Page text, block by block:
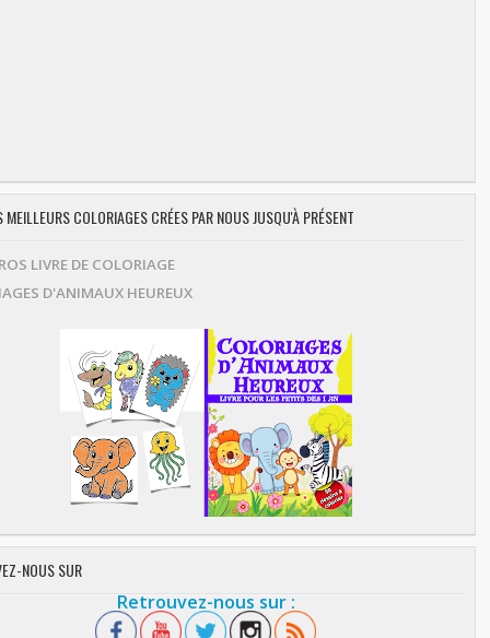
MEILLEURS COLORIAGES CRÉES PAR NOUS JUSQU'À PRÉSENT
LIVRE DE COLORIAGE
D'ANIMAUX HEUREUX
NOUS SUR
Retrouvez-nous sur :